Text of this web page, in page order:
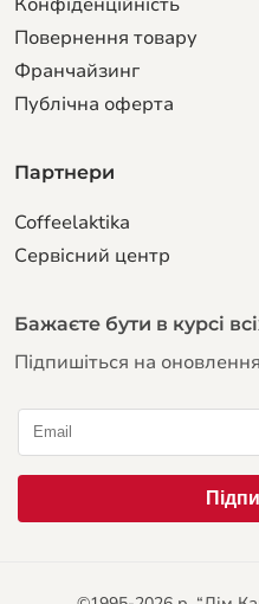
Повернення товару
Франчайзинг
Публічна оферта
Партнери
Coffeelaktika
Сервiсний центр
Бажаєте бути в курсі
Підпишіться на